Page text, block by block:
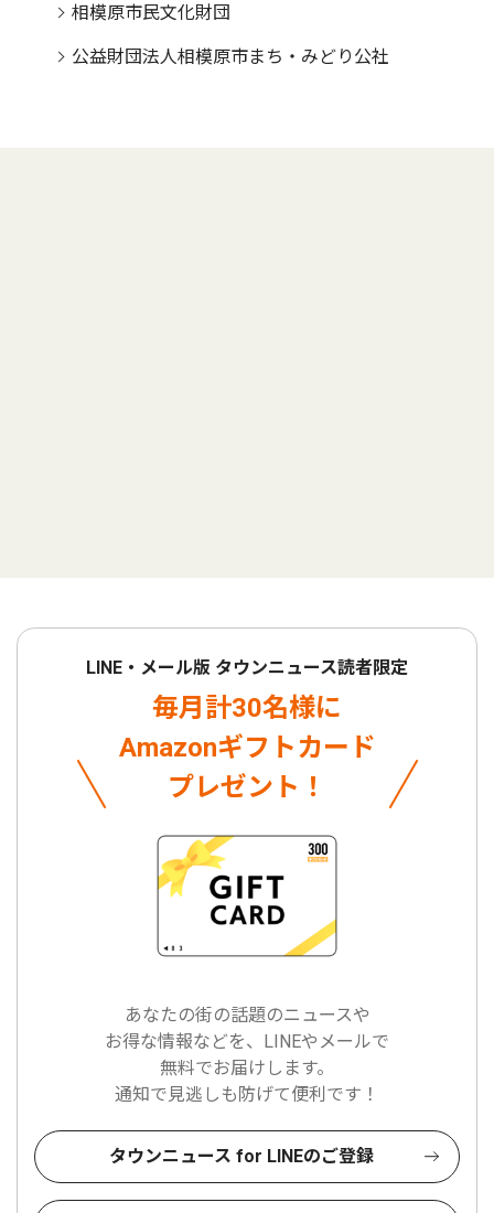
相模原市民文化財団
公益財団法人相模原市まち・みどり公社
LINE・メール版 タウンニュース読者限定
毎月計30名様に
Amazonギフトカード
プレゼント！
あなたの街の話題のニュースや
お得な情報などを、LINEやメールで
無料でお届けします。
通知で見逃しも防げて便利です！
タウンニュース for LINEのご登録